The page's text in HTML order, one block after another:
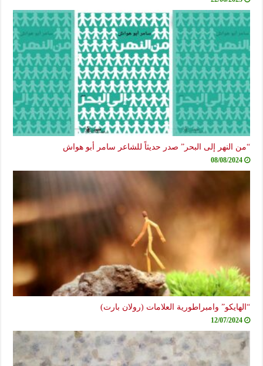
“من النهر إلى البحر” صدر حديثاً للشاعر سامر أبو هواش
08/08/2024
“الهايكو” وامبراطورية العلامات (رولان بارت)
12/07/2024